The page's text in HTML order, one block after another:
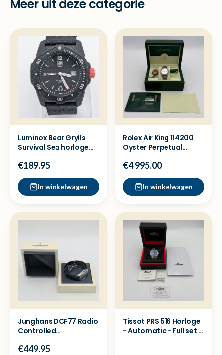
Meer uit deze categorie
Luminox Bear Grylls
Survival Sea horloge
€189.95
In winkelwagen
Rolex Air King 114200
Oyster Perpetual
€4 995.00
In winkelwagen
Junghans DCF77 Radio
Controlled
*zeldzaam!*
€449.95
Tissot PRS 516 Horloge
- Automatic - Full set -